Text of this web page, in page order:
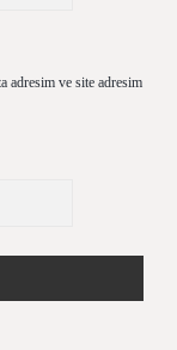
adresim ve site adresim